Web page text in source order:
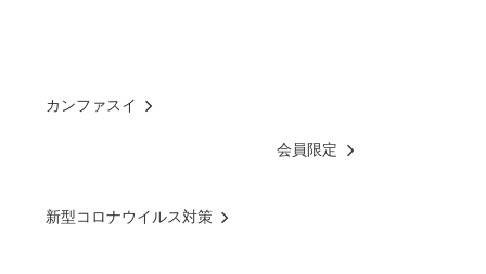
カンファスイ
会員限定
新型コロナウイルス対策